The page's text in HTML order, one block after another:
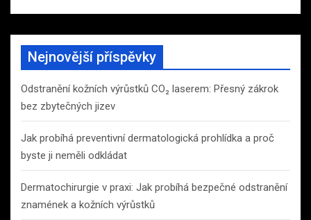
Nejnovější příspěvky
Odstranění kožních výrůstků CO₂ laserem: Přesný zákrok
bez zbytečných jizev
Jak probíhá preventivní dermatologická prohlídka a proč
byste ji neměli odkládat
Dermatochirurgie v praxi: Jak probíhá bezpečné odstranění
znamének a kožních výrůstků